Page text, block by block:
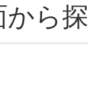
から